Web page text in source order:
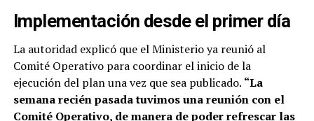
Implementación desde el primer día
La autoridad explicó que el Ministerio ya reunió al
Comité Operativo para coordinar el inicio de la
ejecución del plan una vez que sea publicado. “La
semana recién pasada tuvimos una reunión con el
Comité Operativo, de manera de poder refrescar las